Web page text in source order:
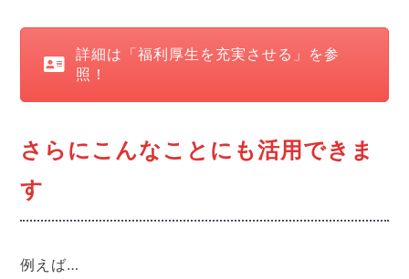
詳細は「福利厚生を充実させる」を参
照！
さらにこんなことにも活用できま
す
例えば…